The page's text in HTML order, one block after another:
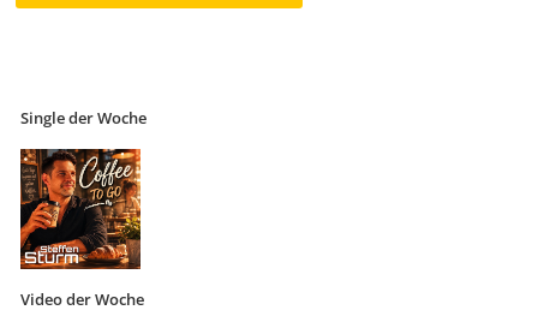
Single der Woche
Video der Woche